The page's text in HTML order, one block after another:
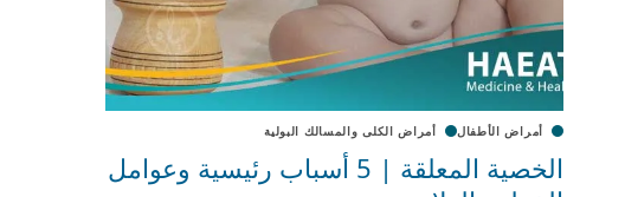
أمراض الأطفال أمراض الكلى والمسالك البولية
الخصية المعلقة | 5 أسباب رئيسية وعوامل